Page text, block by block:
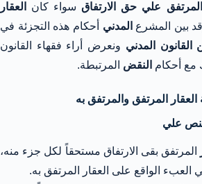
المرتفق علي حق الارتفاق سواء كان
العقار
بين المشرع المدني أحكام هذه التجزئة في
ونعرض أراء فقهاء القانون
مع أحكام النقض المرتبطة.
العقار المرتفق والمرتفق به
المرتفق بقى الارتفاق مستحقاً لكل جزء منه،
العبء الواقع على العقار المرتفق به.